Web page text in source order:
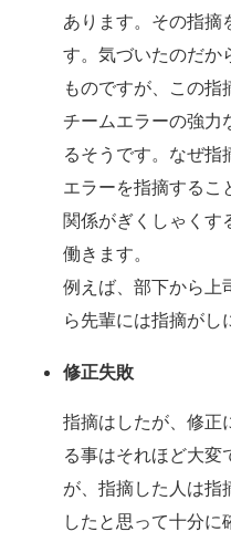
あります。その指摘
す。気づいたのだか
ものですが、この指
チームエラーの強力
るそうです。なぜ指
エラーを指摘するこ
関係がぎくしゃくす
働きます。
例えば、部下から上
ら先輩には指摘がし
修正失敗
指摘はしたが、修正
る事はそれほど大変
が、指摘した人は指
したと思って十分に